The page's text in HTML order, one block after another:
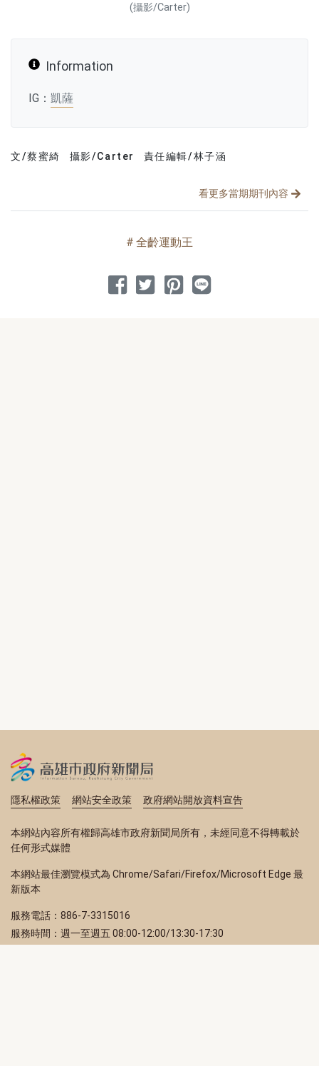
(攝影/Carter)
Information
IG： 凱薩
文/蔡蜜綺 攝影/Carter 責任編輯/林子涵
看更多當期期刊內容
文章分類
全齡運動王
分享文章
分享到 Facebook
分享到 Twitter
分享到 Pinterest
分享到 Line
隱私權政策 網站安全政策 政府網站開放資料宣告
本網站內容所有權歸高雄市政府新聞局所有，未經同意不得轉載於
任何形式媒體
本網站最佳瀏覽模式為 Chrome/Safari/Firefox/Microsoft Edge 最
新版本
服務電話：886-7-3315016
服務時間：週一至週五 08:00-12:00/13:30-17:30